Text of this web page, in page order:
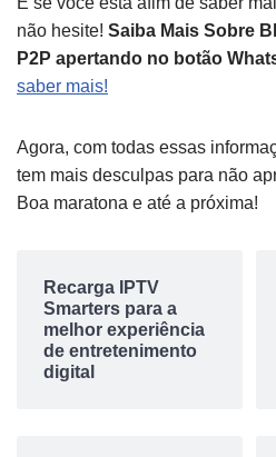
não hesite! Saiba Mais Sobre
P2P apertando no botão
saber mais!
Agora, com todas essas
tem mais desculpas para não
Boa maratona e até a próxima!
Recarga IPTV
Smarters para a
melhor experiência
de entretenimento
digital